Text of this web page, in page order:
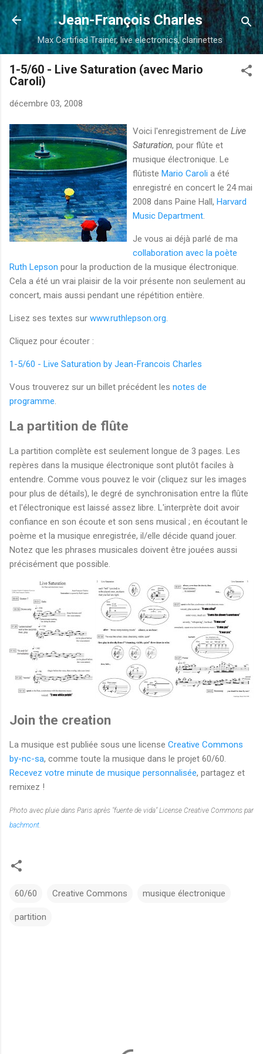
Accéder au contenu principal
Jean-François Charles
Max Certified Trainer, live electronics, clarinettes
1-5/60 - Live Saturation (avec Mario
Caroli)
décembre 03, 2008
Voici l'enregistrement de Live
Saturation, pour flûte et
musique électronique. Le
flûtiste Mario Caroli a été
enregistré en concert le 24 mai
2008 dans Paine Hall, Harvard
Music Department
Je vous ai déjà parlé de ma
collaboration avec la poète
Ruth Lepson pour la production de la musique électronique.
Cela a été un vrai plaisir de la voir présente non seulement au
concert, mais aussi pendant une répétition entière.
Lisez ses textes sur www.ruthlepson.org
Cliquez pour écouter :
1-5/60 - Live Saturation by Jean-Francois Charles
Vous trouverez sur un billet précédent les notes de
programme
La partition de flûte
La partition complète est seulement longue de 3 pages. Les
repères dans la musique électronique sont plutôt faciles à
entendre. Comme vous pouvez le voir (cliquez sur les images
pour plus de détails), le degré de synchronisation entre la flûte
et l'électronique est laissé assez libre. L'interprète doit avoir
confiance en son écoute et son sens musical ; en écoutant le
poème et la musique enregistrée, il/elle décide quand jouer.
Notez que les phrases musicales doivent être jouées aussi
précisément que possible.
Join the creation
La musique est publiée sous une license Creative Commons
by-nc-sa, comme toute la musique dans le projet 60/60.
Recevez votre minute de musique personnalisée, partagez et
remixez !
Photo avec pluie dans Paris après "fuente de vida" License Creative Commons par
bachmont.
60/60 Creative Commons musique électronique
partition